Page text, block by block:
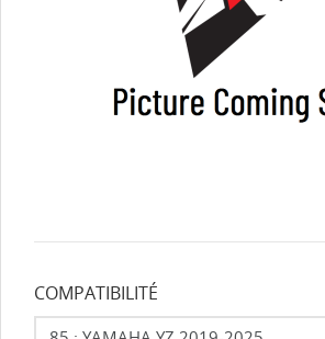
COMPATIBILITÉ